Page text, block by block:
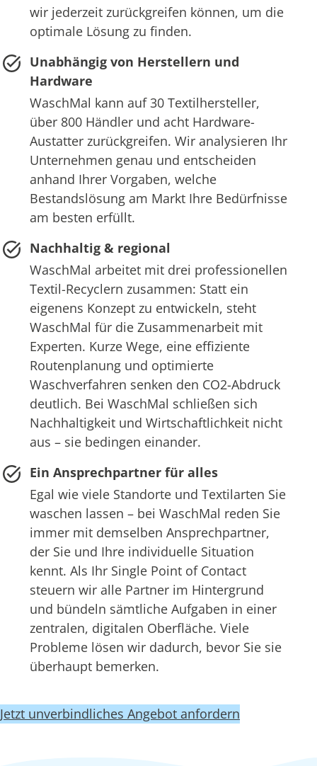
wir jederzeit zurückgreifen können, um die
optimale Lösung zu finden.
Unabhängig von Herstellern und
Hardware
WaschMal kann auf 30 Textilhersteller,
über 800 Händler und acht Hardware-
Austatter zurückgreifen. Wir analysieren Ihr
Unternehmen genau und entscheiden
anhand Ihrer Vorgaben, welche
Bestandslösung am Markt Ihre Bedürfnisse
am besten erfüllt.
Nachhaltig & regional
WaschMal arbeitet mit drei professionellen
Textil-Recyclern zusammen: Statt ein
eigenens Konzept zu entwickeln, steht
WaschMal für die Zusammenarbeit mit
Experten. Kurze Wege, eine effiziente
Routenplanung und optimierte
Waschverfahren senken den CO2-Abdruck
deutlich. Bei WaschMal schließen sich
Nachhaltigkeit und Wirtschaftlichkeit nicht
aus – sie bedingen einander.
Ein Ansprechpartner für alles
Egal wie viele Standorte und Textilarten Sie
waschen lassen – bei WaschMal reden Sie
immer mit demselben Ansprechpartner,
der Sie und Ihre individuelle Situation
kennt. Als Ihr Single Point of Contact
steuern wir alle Partner im Hintergrund
und bündeln sämtliche Aufgaben in einer
zentralen, digitalen Oberfläche. Viele
Probleme lösen wir dadurch, bevor Sie sie
überhaupt bemerken.
Jetzt unverbindliches Angebot anfordern